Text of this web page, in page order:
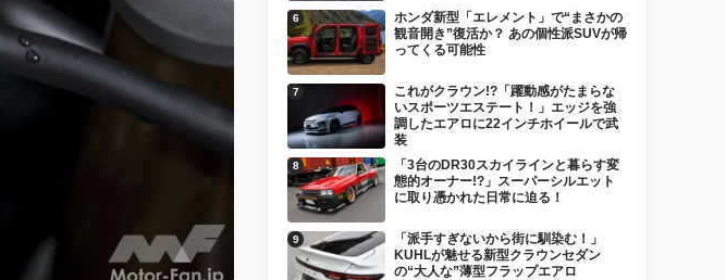
ホンダ新型「エレメント」で“まさかの
観音開き”復活か？ あの個性派SUVが帰
ってくる可能性
これがクラウン!?「躍動感がたまらな
いスポーツエステート！」エッジを強
調したエアロに22インチホイールで武
装
「3台のDR30スカイラインと暮らす変
態的オーナー!?」スーパーシルエット
に取り憑かれた日常に迫る！
「派手すぎないから街に馴染む！」
KUHLが魅せる新型クラウンセダン
の“大人な”薄型フラップエアロ